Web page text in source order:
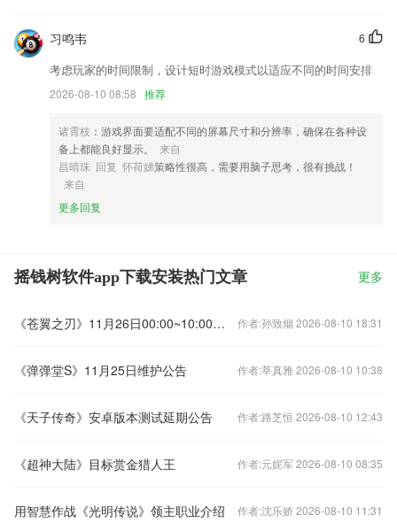
6
习鸣韦
考虑玩家的时间限制，设计短时游戏模式以适应不同的时间安排
2026-08-10 08:58 推荐
诸霄枝 ：游戏界面要适配不同的屏幕尺寸和分辨率，确保在各种设
备上都能良好显示。
来自
昌晴珠 回复 怀荷娣策略性很高，需要用脑子思考，很有挑战！
来自
更多回复
摇钱树软件app下载安装热门文章 更多
《苍翼之刃》11月26日00:00~10:00更新公告 作者:孙致烟 2026-08-10 18:31
《弹弹堂S》11月25日维护公告 作者:莘真雅 2026-08-10 10:38
《天子传奇》安卓版本测试延期公告 作者:路芝恒 2026-08-10 12:43
《超神大陆》目标赏金猎人王 作者:元妮军 2026-08-10 08:35
用智慧作战《光明传说》领主职业介绍 作者:沈乐娇 2026-08-10 11:31